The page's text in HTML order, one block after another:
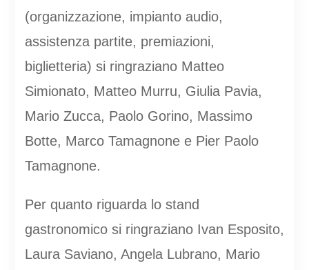
(organizzazione, impianto audio,
assistenza partite, premiazioni,
biglietteria) si ringraziano Matteo
Simionato, Matteo Murru, Giulia Pavia,
Mario Zucca, Paolo Gorino, Massimo
Botte, Marco Tamagnone e Pier Paolo
Tamagnone.
Per quanto riguarda lo stand
gastronomico si ringraziano Ivan Esposito,
Laura Saviano, Angela Lubrano, Mario